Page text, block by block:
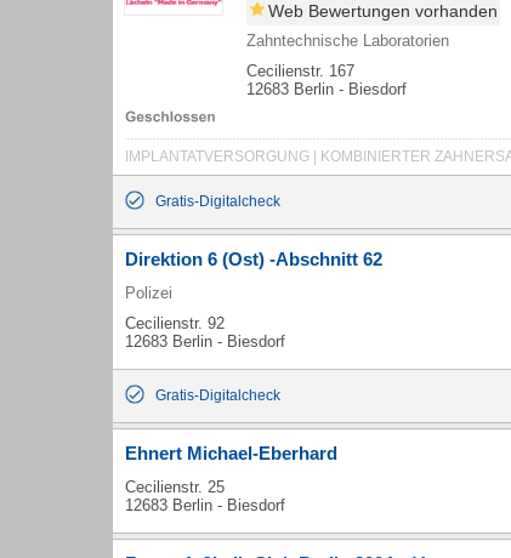
Web Bewertungen vorhanden
Zahntechnische Laboratorien
Cecilienstr. 167
12683 Berlin - Biesdorf
Gratis-Digitalcheck
Direktion 6 (Ost) -Abschnitt 62
Polizei
Cecilienstr. 92
12683 Berlin - Biesdorf
Gratis-Digitalcheck
Ehnert Michael-Eberhard
Cecilienstr. 25
12683 Berlin - Biesdorf